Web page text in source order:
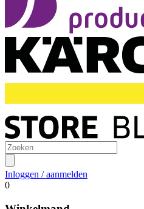
Inloggen / aanmelden
0